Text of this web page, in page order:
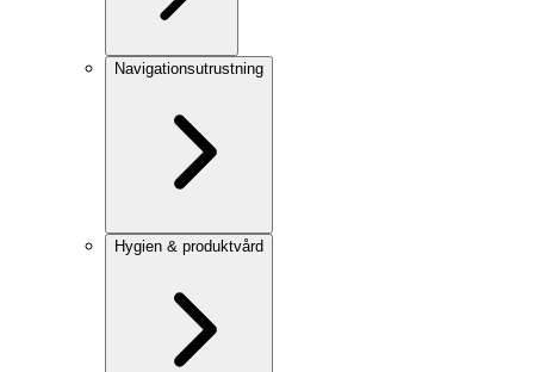
Navigationsutrustning
Hygien & produktvård